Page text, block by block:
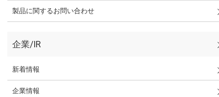
製品に関するお問い合わせ
企業/IR
新着情報
企業情報